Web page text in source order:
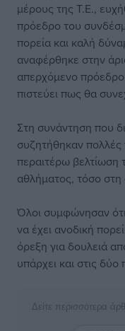
μέρους της Τ.Ε.,
πρόεδρο του
πορεία και καλή
αναφέρθηκε στην
απερχόμενο
πιστεύει πως θα
Στη συνάντηση που
συζητήθηκαν
περαιτέρω βελτίωση
αθλήματος, τόσο
Όλοι συμφώνησαν ότι
να έχει ανοδική
όρεξη για δουλειά
υπάρχει και στις δύο
Δείτε περισσότερα